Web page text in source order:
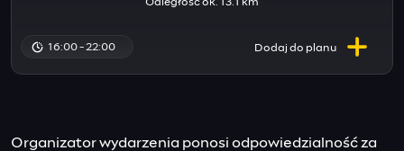
Odległość ok. 13.1 km
16:00 - 22:00 Dodaj do planu
Organizator wydarzenia ponosi odpowiedzialność za